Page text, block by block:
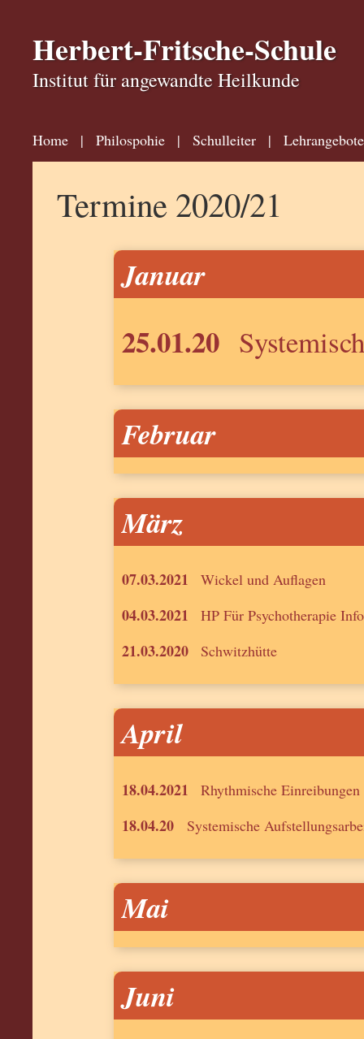
Herbert-Fritsche-Schule
Institut für angewandte Heilkunde
Home| Philospohie| Schulleiter| Lehrangebote
Termine 2020/21
Januar
25.01.20
Februar
März
07.03.2021 Wickel und Auflagen
04.03.2021 HP Für Psychotherapie
21.03.2020 Schwitzhütte
April
18.04.2021 Rhythmische Einreibungen
18.04.20 Systemische
Mai
Juni